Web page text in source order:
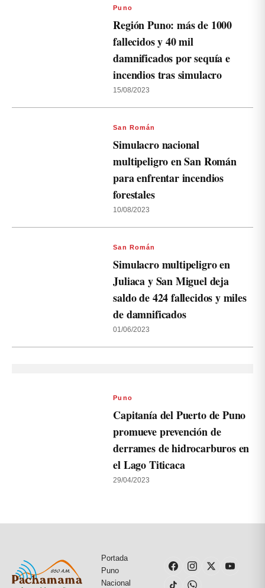
Puno
Región Puno: más de 1000
fallecidos y 40 mil
damnificados por sequía e
incendios tras simulacro
15/08/2023
San Román
Simulacro nacional
multipeligro en San Román
para enfrentar incendios
forestales
10/08/2023
San Román
Simulacro multipeligro en
Juliaca y San Miguel deja
saldo de 424 fallecidos y miles
de damnificados
01/06/2023
Puno
Capitanía del Puerto de Puno
promueve prevención de
derrames de hidrocarburos en
el Lago Titicaca
29/04/2023
Portada
Puno
Nacional